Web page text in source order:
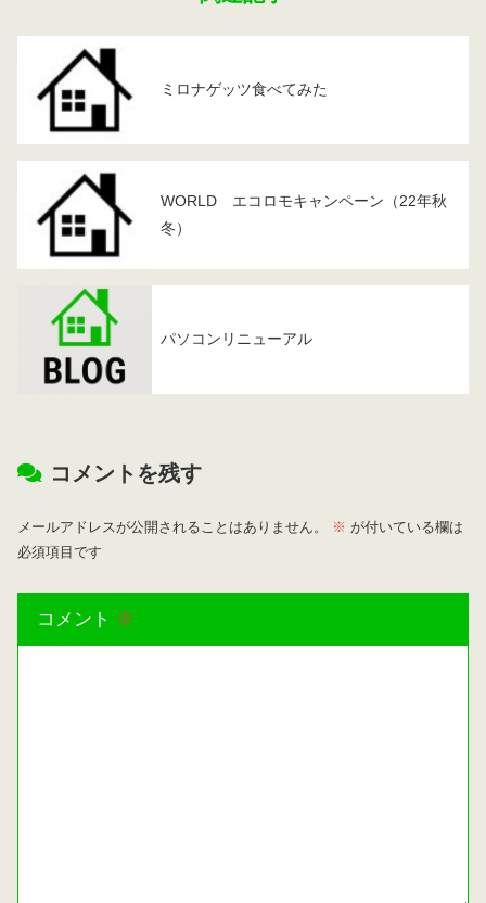
ミロナゲッツ食べてみた
WORLD エコロモキャンペーン（22年秋
冬）
パソコンリニューアル
コメントを残す
メールアドレスが公開されることはありません。 ※ が付いている欄は
必須項目です
コメント ※